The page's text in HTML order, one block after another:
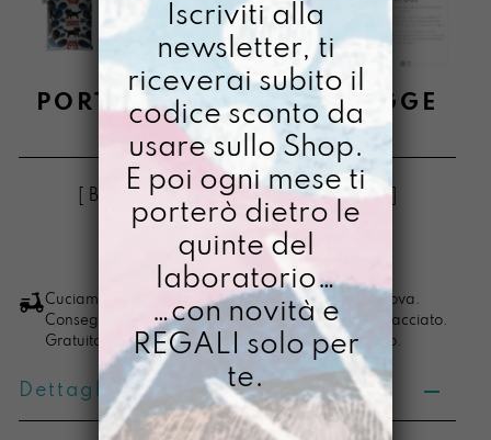
PORTAMIQUELLIBRO HYGGE
€ 38,00
[ Buste PortaLibro: 18 x 23 x fino a 3cm ]
PortamiquelLibro
Hygge
quantità
LO VOGLIO
Cuciamo ogni ordine nel nostro laboratorio di Padova.
Consegna in 4/5 giorni lavorativi, pacco sempre tracciato.
Gratuita per ordini di importo superiore ai 100 euro.
Dettagli prodotto
Iscriviti alla
newsletter, ti
riceverai subito il
codice sconto da
usare sullo Shop.
E poi ogni mese ti
porterò dietro le
quinte del
laboratorio…
…con novità e
REGALI solo per
te.